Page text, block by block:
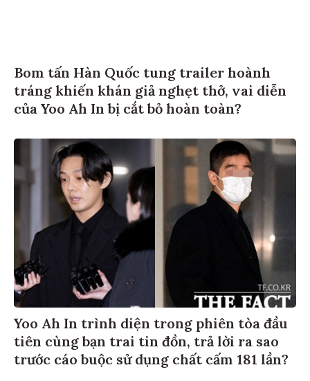
Bom tấn Hàn Quốc tung trailer hoành
tráng khiến khán giả nghẹt thở, vai diễn
của Yoo Ah In bị cắt bỏ hoàn toàn?
Yoo Ah In trình diện trong phiên tòa đầu
tiên cùng bạn trai tin đồn, trả lời ra sao
trước cáo buộc sử dụng chất cấm 181 lần?